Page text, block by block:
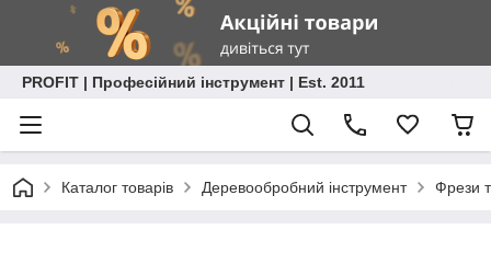
PROFIT | Професійний інструмент | Est. 2011
Каталог товарів Деревообробний інструмент Фрези